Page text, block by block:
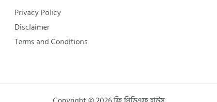
Privacy Policy
Disclaimer
Terms and Conditions